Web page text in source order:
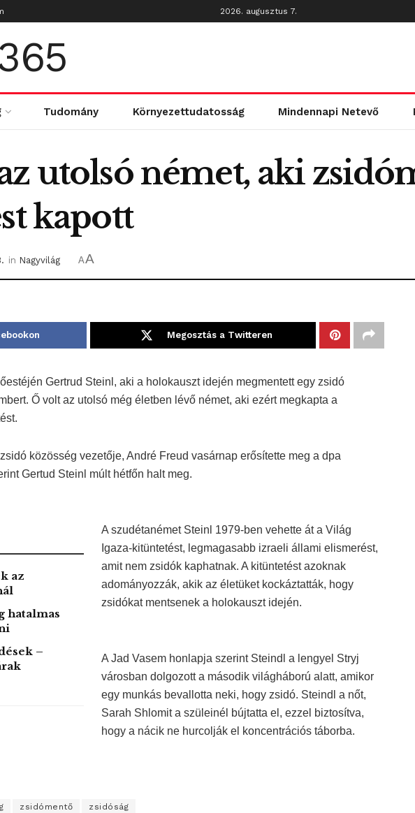
2026. augusztus 7.
Tudomány Környezettudatosság Mindennapi Netevő
utolsó német, aki
kapott
in Nagyvilág AA
Megosztás a Twitteren
Gertrud Steinl, aki a holokauszt idején megmentett egy zsidó
Ő volt az utolsó még életben lévő német, aki ezért megkapta a
közösség vezetője, André Freud vasárnap erősítette meg a dpa
Gertud Steinl múlt hétfőn halt meg.
az
hatalmas
–
A szudétanémet Steinl 1979-ben vehette át a Világ
Igaza-kitüntetést, legmagasabb izraeli állami elismerést,
amit nem zsidók kaphatnak. A kitüntetést azoknak
adományozzák, akik az életüket kockáztatták, hogy
zsidókat mentsenek a holokauszt idején.
A Jad Vasem honlapja szerint Steindl a lengyel Stryj
városban dolgozott a második világháború alatt, amikor
egy munkás bevallotta neki, hogy zsidó. Steindl a nőt,
Sarah Shlomit a szüleinél bújtatta el, ezzel biztosítva,
hogy a nácik ne hurcolják el koncentrációs táborba.
zsidómentő zsidóság